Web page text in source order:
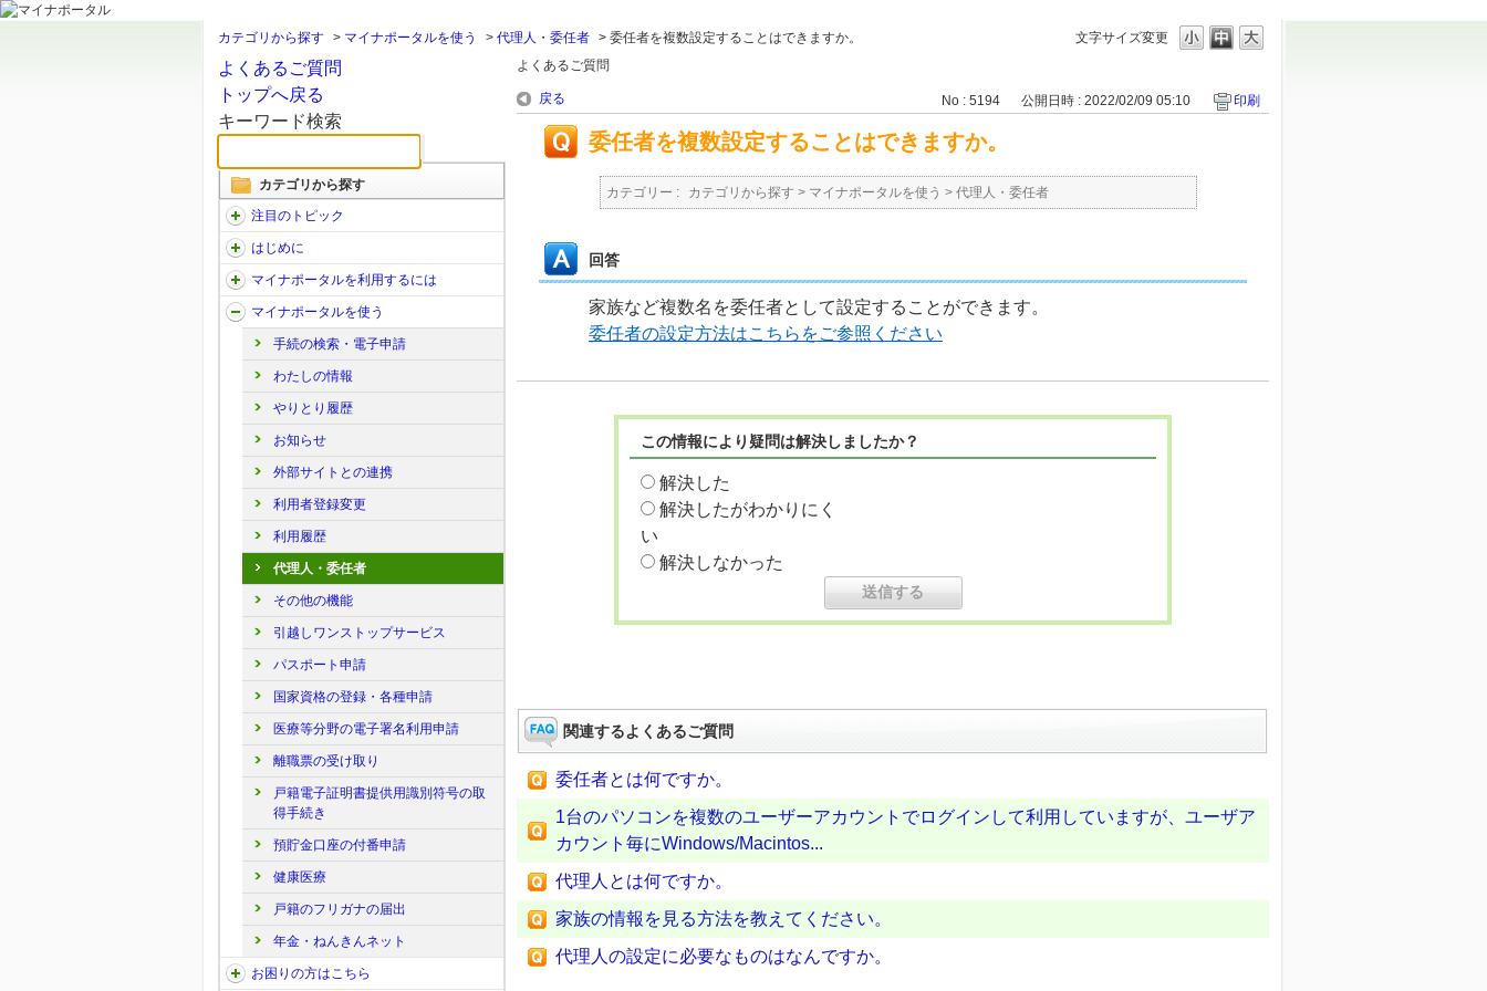
文字サイズ変更
カテゴリから探す > マイナポータルを使う > 代理人・委任者 > 委任者を複数設定することはできますか。
よくあるご質問
トップへ戻る
キーワード検索
カテゴリから探す
注目のトピック
はじめに
マイナポータルを利用するには
マイナポータルを使う
手続の検索・電子申請
わたしの情報
やりとり履歴
お知らせ
外部サイトとの連携
利用者登録変更
利用履歴
代理人・委任者
その他の機能
引越しワンストップサービス
パスポート申請
国家資格の登録・各種申請
医療等分野の電子署名利用申請
離職票の受け取り
戸籍電子証明書提供用識別符号の取
得手続き
預貯金口座の付番申請
健康医療
戸籍のフリガナの届出
年金・ねんきんネット
お困りの方はこちら
よくあるご質問
戻る No : 5194 公開日時 : 2022/02/09 05:10 印刷
委任者を複数設定することはできますか。
カテゴリー : カテゴリから探す > マイナポータルを使う > 代理人・委任者
回答
家族など複数名を委任者として設定することができます。
委任者の設定方法はこちらをご参照ください
この情報により疑問は解決しましたか？
解決した
解決したがわかりにく
い
解決しなかった
関連するよくあるご質問
委任者とは何ですか。
1台のパソコンを複数のユーザーアカウントでログインして利用していますが、ユーザア
カウント毎にWindows/Macintos...
代理人とは何ですか。
家族の情報を見る方法を教えてください。
代理人の設定に必要なものはなんですか。